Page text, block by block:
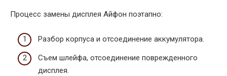
Процесс замены дисплея Айфон поэтапно:
Разбор корпуса и отсоединение аккумулятора.
Съем шлейфа, отсоединение поврежденного
дисплея.